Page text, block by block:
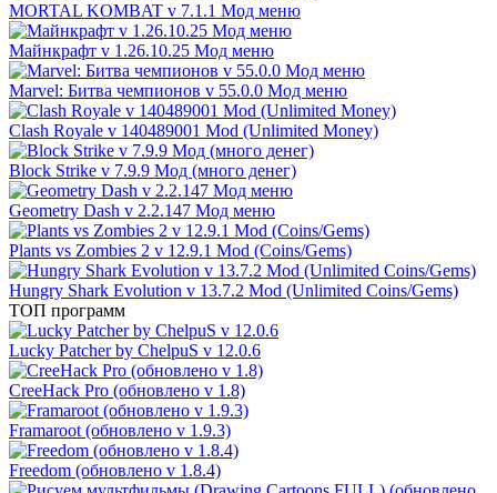
MORTAL KOMBAT v 7.1.1 Мод меню
Майнкрафт v 1.26.10.25 Мод меню
Marvel: Битва чемпионов v 55.0.0 Мод меню
Clash Royale v 140489001 Mod (Unlimited Money)
Block Strike v 7.9.9 Мод (много денег)
Geometry Dash v 2.2.147 Мод меню
Plants vs Zombies 2 v 12.9.1 Mod (Coins/Gems)
Hungry Shark Evolution v 13.7.2 Mod (Unlimited Coins/Gems)
ТОП программ
Lucky Patcher by ChelpuS v 12.0.6
CreeHack Pro (обновлено v 1.8)
Framaroot (обновлено v 1.9.3)
Freedom (обновлено v 1.8.4)